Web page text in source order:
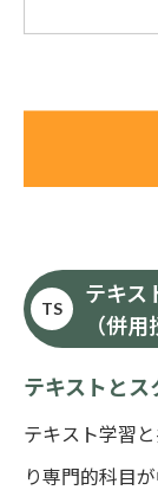
TS
テキス
（併用
テキストとス
テキスト学習
り専門的科目が